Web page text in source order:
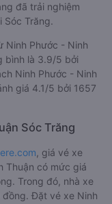
đã trải nghiệm
Sóc Trăng.
Ninh Phước - Ninh
bình là 3.9/5 bởi
Ninh Phước - Ninh
giá 4.1/5 bởi 1657
Sóc Trăng
, giá vé xe
Thuận có mức giá
Trong đó, nhà xe
Đặt vé xe Ninh